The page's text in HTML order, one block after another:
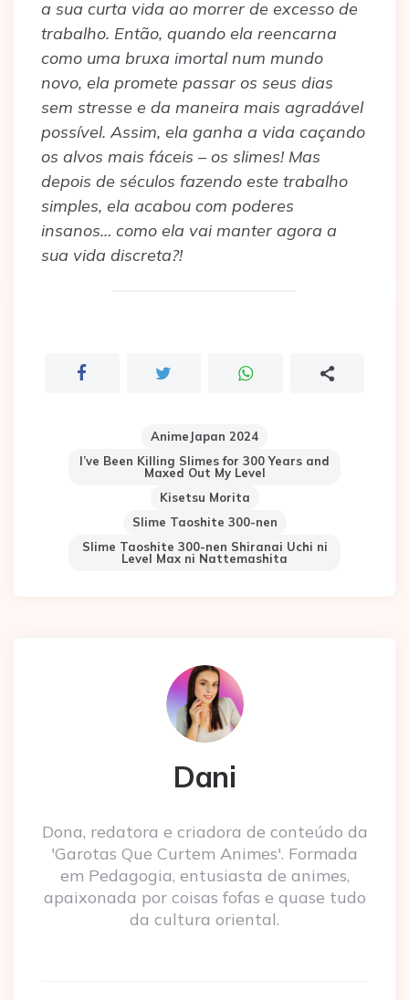
a sua curta vida ao morrer de excesso de
trabalho. Então, quando ela reencarna
como uma bruxa imortal num mundo
novo, ela promete passar os seus dias
sem stresse e da maneira mais agradável
possível. Assim, ela ganha a vida caçando
os alvos mais fáceis – os slimes! Mas
depois de séculos fazendo este trabalho
simples, ela acabou com poderes
insanos… como ela vai manter agora a
sua vida discreta?!
AnimeJapan 2024
I’ve Been Killing Slimes for 300 Years and
Maxed Out My Level
Kisetsu Morita
Slime Taoshite 300-nen
Slime Taoshite 300-nen Shiranai Uchi ni
Level Max ni Nattemashita
Dani
Dona, redatora e criadora de conteúdo da
'Garotas Que Curtem Animes'. Formada
em Pedagogia, entusiasta de animes,
apaixonada por coisas fofas e quase tudo
da cultura oriental.